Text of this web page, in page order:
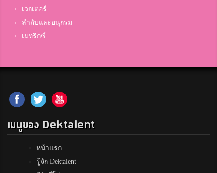
เวกเตอร์
ลำดับและอนุกรม
เมทริกซ์
เมนูของ Dektalent
หน้าแรก
รู้จัก Dektalent